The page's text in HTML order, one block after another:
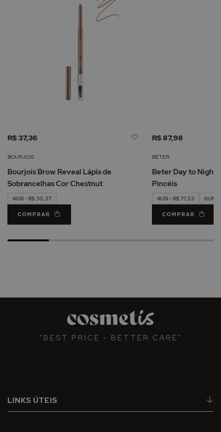
R$ 37,36
Adicionar
Lista
Desejos
BOURJOIS
Bourjois Brow Reveal Lápis de
Sobrancelhas Cor Chestnut
4GR - R$ 30,37
COMPRAR
R$ 87,98
BETER
Beter Day to Night
Pincéis
4UN - R$ 71,53 6UN -
COMPRAR
"BEST PRICE - BETTER CARE"
LINKS ÚTEIS